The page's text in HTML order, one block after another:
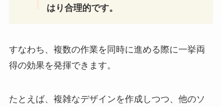
はり合理的です。
すなわち、複数の作業を同時に進める際に一挙両
得の効果を発揮できます。
たとえば、複雑なデザインを作成しつつ、他のソ